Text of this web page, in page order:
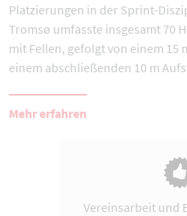
Platzierungen in der Sprint-
Tromsø umfasste insgesamt 70
mit Fellen, gefolgt von einem 15
einem abschließenden 10 m
Mehr erfahren
Vereinsarbeit und